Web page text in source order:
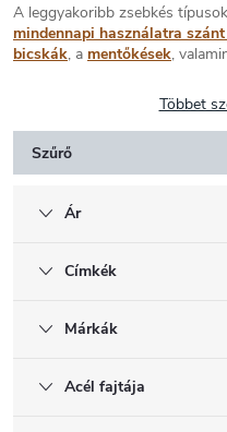
A leggyakoribb zsebkés
mindennapi használatra
bicskák, a mentőkések,
Többet
Szűrő
Ár
Címkék
Márkák
Acél fajtája